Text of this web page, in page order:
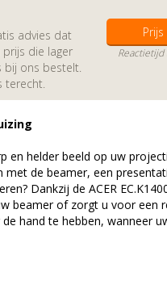
advies dat
die lager
bij ons bestelt.
terecht.
en helder beeld op uw
de beamer, een
Dankzij de ACER
beamer of zorgt u voor een
hand te hebben, wanneer